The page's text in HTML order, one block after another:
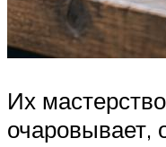
Их
очаровывает,